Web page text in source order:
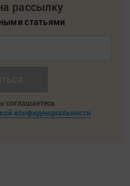
рассылку
статьями
соглашаетесь
конфиденциальности